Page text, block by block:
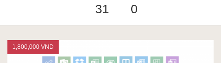
31 0
1,800,000 VND